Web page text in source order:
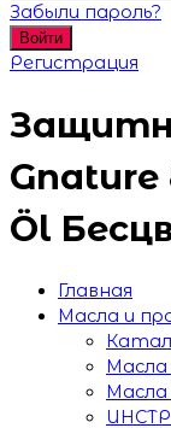
Забыли пароль?
Войти
Регистрация
Gnature
Öl
Главная
Масла и